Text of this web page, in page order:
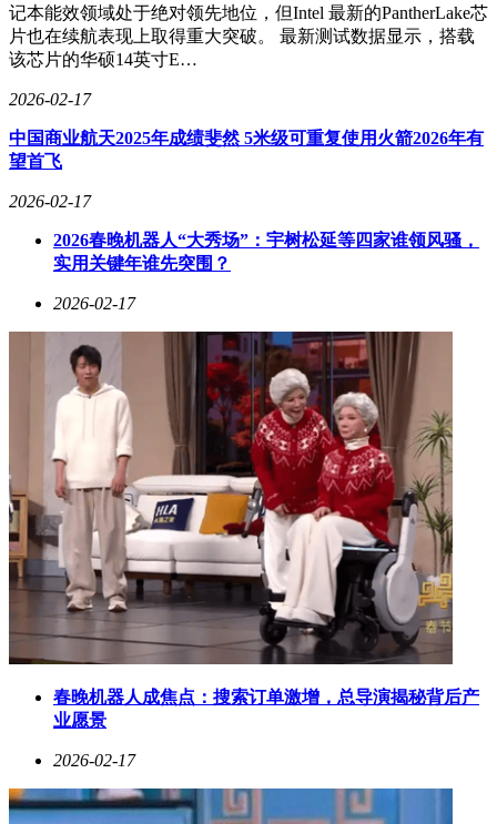
记本能效领域处于绝对领先地位，但Intel 最新的PantherLake芯
片也在续航表现上取得重大突破。 最新测试数据显示，搭载
该芯片的华硕14英寸E…
2026-02-17
中国商业航天2025年成绩斐然 5米级可重复使用火箭2026年有
望首飞
2026-02-17
2026春晚机器人“大秀场”：宇树松延等四家谁领风骚，
实用关键年谁先突围？
2026-02-17
春晚机器人成焦点：搜索订单激增，总导演揭秘背后产
业愿景
2026-02-17